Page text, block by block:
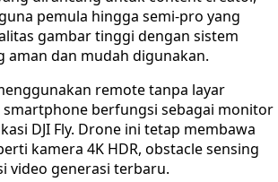
pemula hingga semi-pro yang
gambar tinggi dengan sistem
aman dan mudah digunakan.
remote tanpa layar
smartphone berfungsi sebagai monitor
DJI Fly. Drone ini tetap membawa
kamera 4K HDR, obstacle sensing
video generasi terbaru.